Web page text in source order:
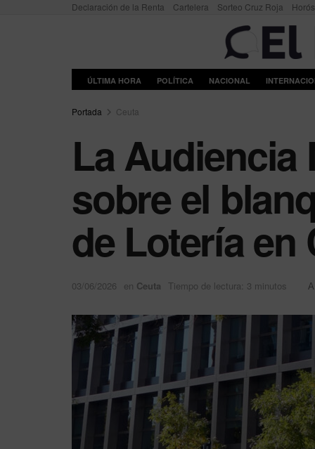
Declaración de la Renta Cartelera Sorteo Cruz Roja
ÚLTIMA HORA POLÍTICA NACIONAL
Portada Ceuta
La Audiencia
sobre el
de Lotería en
03/06/2026 en Ceuta Tiempo de lectura: 3 minutos A